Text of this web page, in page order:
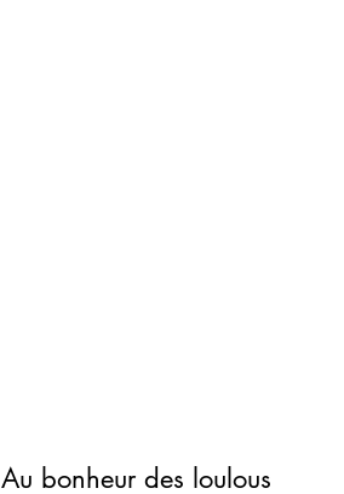
Au bonheur des loulous